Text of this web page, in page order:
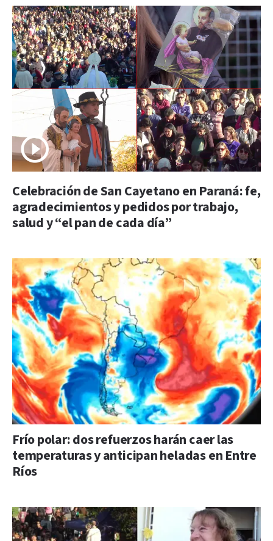
Celebración de San Cayetano en Paraná: fe,
agradecimientos y pedidos por trabajo,
salud y “el pan de cada día”
Frío polar: dos refuerzos harán caer las
temperaturas y anticipan heladas en Entre
Ríos